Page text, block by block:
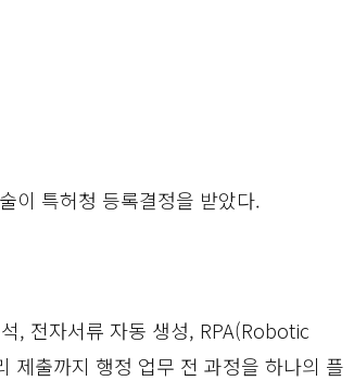
이 특허청 등록결정을 받았다.
, 전자서류 자동 생성, RPA(Robotic
출까지 행정 업무 전 과정을 하나의 플